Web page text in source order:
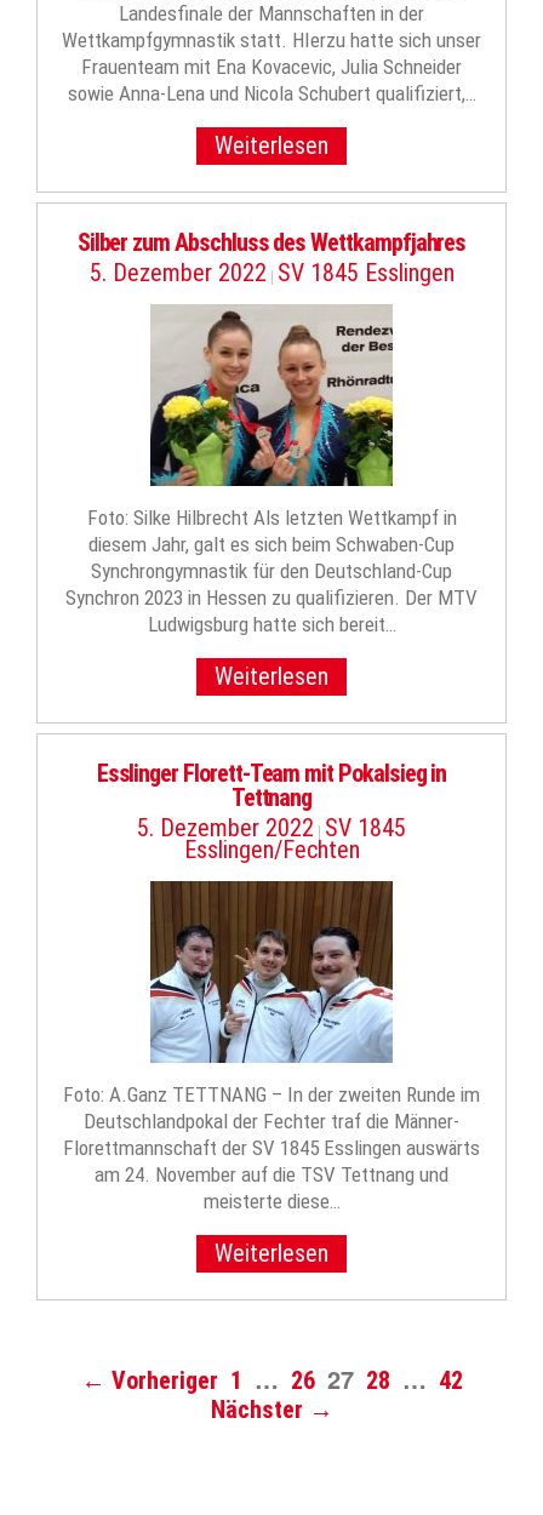
Landesfinale der Mannschaften in der
Wettkampfgymnastik statt. HIerzu hatte sich unser
Frauenteam mit Ena Kovacevic, Julia Schneider
sowie Anna-Lena und Nicola Schubert qualifiziert,…
Weiterlesen
Silber zum Abschluss des Wettkampfjahres
5. Dezember 2022 | SV 1845 Esslingen
Foto: Silke Hilbrecht Als letzten Wettkampf in
diesem Jahr, galt es sich beim Schwaben-Cup
Synchrongymnastik für den Deutschland-Cup
Synchron 2023 in Hessen zu qualifizieren. Der MTV
Ludwigsburg hatte sich bereit…
Weiterlesen
Esslinger Florett-Team mit Pokalsieg in
Tettnang
5. Dezember 2022 | SV 1845
Esslingen/Fechten
Foto: A.Ganz TETTNANG – In der zweiten Runde im
Deutschlandpokal der Fechter traf die Männer-
Florettmannschaft der SV 1845 Esslingen auswärts
am 24. November auf die TSV Tettnang und
meisterte diese…
Weiterlesen
← Vorheriger 1 … 26 27 28 … 42
Nächster →